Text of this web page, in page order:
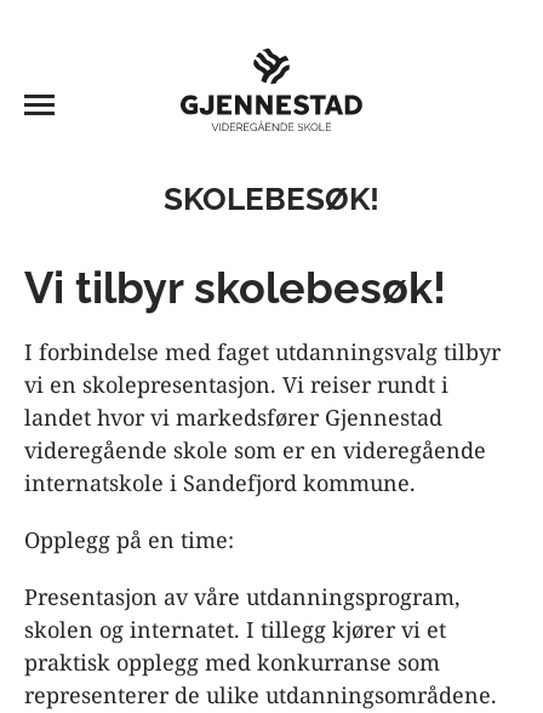
SKOLEBESØK!
Vi tilbyr skolebesøk!
I forbindelse med faget utdanningsvalg tilbyr
vi en skolepresentasjon. Vi reiser rundt i
landet hvor vi markedsfører Gjennestad
videregående skole som er en videregående
internatskole i Sandefjord kommune.
Opplegg på en time:
Presentasjon av våre utdanningsprogram,
skolen og internatet. I tillegg kjører vi et
praktisk opplegg med konkurranse som
representerer de ulike utdanningsområdene.